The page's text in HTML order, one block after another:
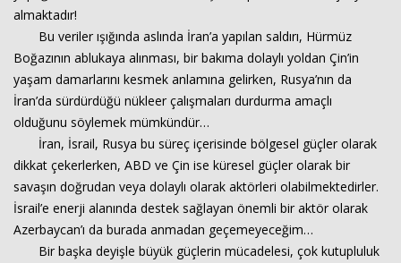
almaktadır!
Bu veriler ışığında aslında İran’a yapılan saldırı, Hürmüz
Boğazının ablukaya alınması, bir bakıma dolaylı yoldan Çin’in
yaşam damarlarını kesmek anlamına gelirken, Rusya’nın da
İran’da sürdürdüğü nükleer çalışmaları durdurma amaçlı
olduğunu söylemek mümkündür…
İran, İsrail, Rusya bu süreç içerisinde bölgesel güçler olarak
dikkat çekerlerken, ABD ve Çin ise küresel güçler olarak bir
savaşın doğrudan veya dolaylı olarak aktörleri olabilmektedirler.
İsrail’e enerji alanında destek sağlayan önemli bir aktör olarak
Azerbaycan’ı da burada anmadan geçemeyeceğim…
Bir başka deyişle büyük güçlerin mücadelesi, çok kutupluluk